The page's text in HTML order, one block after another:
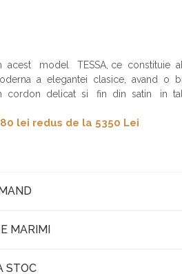
acest model TESSA, ce constituie
a elegantei clasice, avand o
cordon delicat si fin din satin in
lei redus de la 5350 Lei
MARIMI
STOC